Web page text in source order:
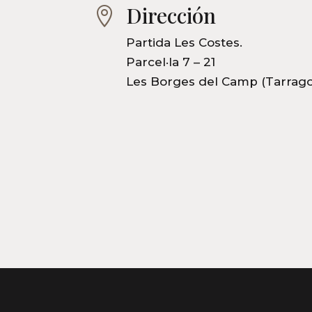
 Dirección
Partida Les Costes.
Parcel·la 7 – 21
Les Borges del Camp